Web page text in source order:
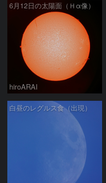
6月12日の太陽面（Ｈα像）
hiroARAI
白昼のレグルス食（出現）